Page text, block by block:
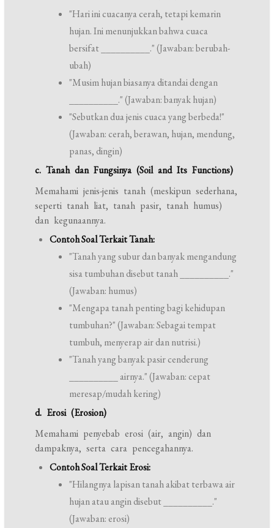
"Hari ini cuacanya cerah, tetapi kemarin
hujan. Ini menunjukkan bahwa cuaca
bersifat __________." (Jawaban: berubah-
ubah)
"Musim hujan biasanya ditandai dengan
__________." (Jawaban: banyak hujan)
"Sebutkan dua jenis cuaca yang berbeda!"
(Jawaban: cerah, berawan, hujan, mendung,
panas, dingin)
c. Tanah dan Fungsinya (Soil and Its Functions)
Memahami jenis-jenis tanah (meskipun sederhana,
seperti tanah liat, tanah pasir, tanah humus)
dan kegunaannya.
Contoh Soal Terkait Tanah:
"Tanah yang subur dan banyak mengandung
sisa tumbuhan disebut tanah __________."
(Jawaban: humus)
"Mengapa tanah penting bagi kehidupan
tumbuhan?" (Jawaban: Sebagai tempat
tumbuh, menyerap air dan nutrisi.)
"Tanah yang banyak pasir cenderung
__________ airnya." (Jawaban: cepat
meresap/mudah kering)
d. Erosi (Erosion)
Memahami penyebab erosi (air, angin) dan
dampaknya, serta cara pencegahannya.
Contoh Soal Terkait Erosi:
"Hilangnya lapisan tanah akibat terbawa air
hujan atau angin disebut __________."
(Jawaban: erosi)